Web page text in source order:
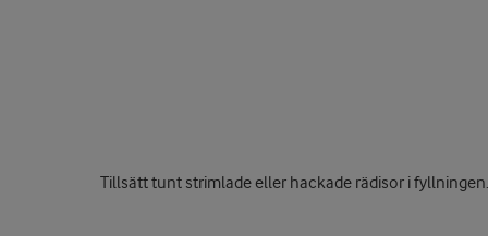
Tillsätt tunt strimlade eller hackade rädisor i fyllningen.